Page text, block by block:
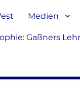
Medien
Gaßners